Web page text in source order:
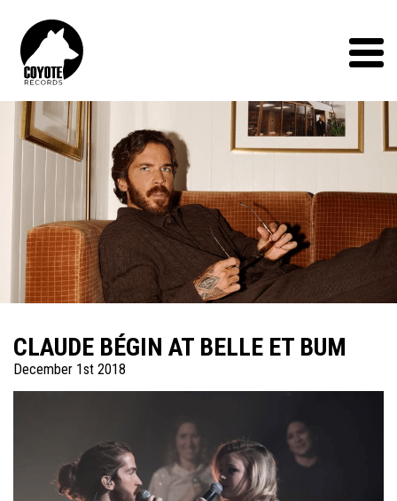
Records
Menu
CLAUDE BÉGIN AT BELLE ET BUM
December 1st 2018